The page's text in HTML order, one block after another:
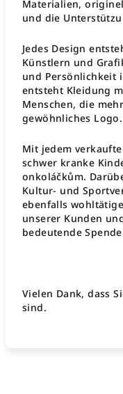
Materialien,
und die
Jedes Design
Künstlern und
und Persönlichkeit
entsteht Kleidung
Menschen, die
gewöhnliches Logo.
Mit jedem
schwer kranke
onkoláčkům.
Kultur- und
ebenfalls
unserer Kunden
bedeutende
Vielen Dank, dass
sind.